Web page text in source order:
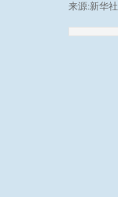
来源:新华社